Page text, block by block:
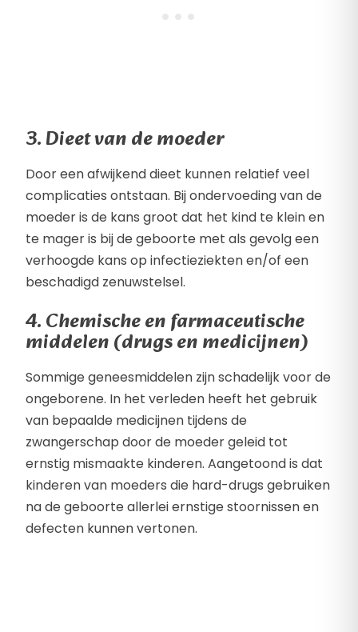
3. Dieet van de moeder
Door een afwijkend dieet kunnen relatief veel
complicaties ontstaan. Bij ondervoeding van de
moeder is de kans groot dat het kind te klein en
te mager is bij de geboorte met als gevolg een
verhoogde kans op infectieziekten en/of een
beschadigd zenuwstelsel.
4. Chemische en farmaceutische
middelen (drugs en medicijnen)
Sommige geneesmiddelen zijn schadelijk voor de
ongeborene. In het verleden heeft het gebruik
van bepaalde medicijnen tijdens de
zwangerschap door de moeder geleid tot
ernstig mismaakte kinderen. Aangetoond is dat
kinderen van moeders die hard-drugs gebruiken
na de geboorte allerlei ernstige stoornissen en
defecten kunnen vertonen.